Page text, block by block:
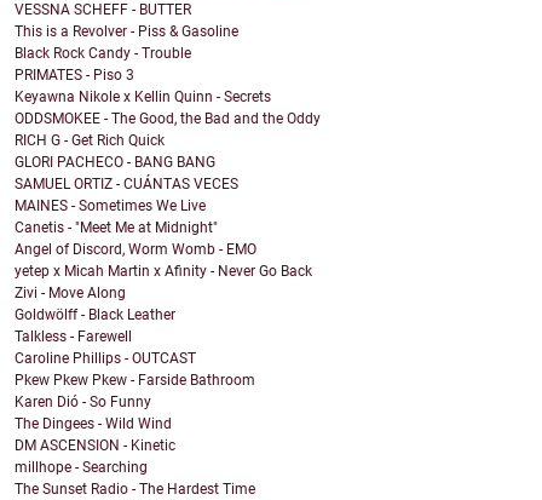
VESSNA SCHEFF - BUTTER
This is a Revolver - Piss & Gasoline
Black Rock Candy - Trouble
PRIMATES - Piso 3
Keyawna Nikole x Kellin Quinn - Secrets
ODDSMOKEE - The Good, the Bad and the Oddy
RICH G - Get Rich Quick
GLORI PACHECO - BANG BANG
SAMUEL ORTIZ - CUÁNTAS VECES
MAINES - Sometimes We Live
Canetis - "Meet Me at Midnight"
Angel of Discord, Worm Womb - EMO
yetep x Micah Martin x Afinity - Never Go Back
Zivi - Move Along
Goldwölff - Black Leather
Talkless - Farewell
Caroline Phillips - OUTCAST
Pkew Pkew Pkew - Farside Bathroom
Karen Dió - So Funny
The Dingees - Wild Wind
DM ASCENSION - Kinetic
millhope - Searching
The Sunset Radio - The Hardest Time